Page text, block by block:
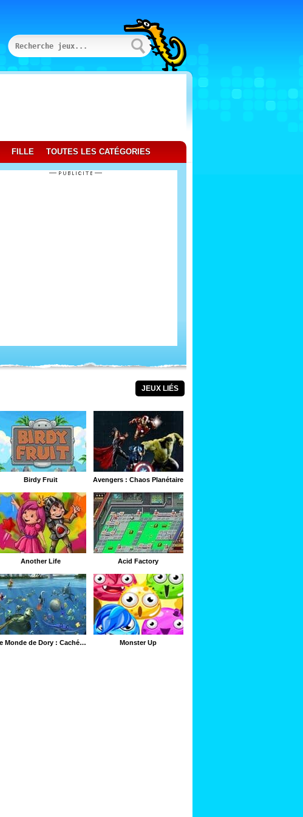
FILLE TOUTES LES CATÉGORIES
JEUX LIÉS
Birdy Fruit Avengers : Chaos Planétaire
Another Life Acid Factory
Le Monde de Dory : Caché Sous l'Eau Monster Up